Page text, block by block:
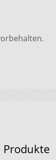
Produkte